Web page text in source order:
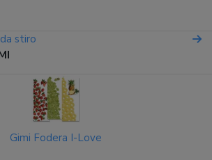
stiro
Gimi Fodera I-Love